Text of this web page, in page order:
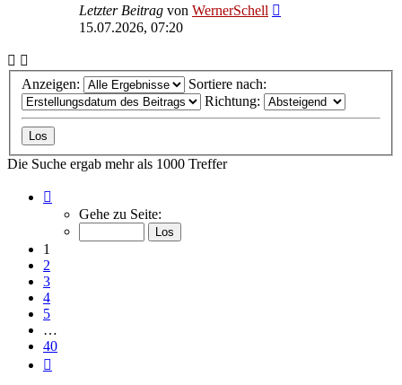
Letzter Beitrag von WernerSchell
15.07.2026, 07:20
Anzeigen:
Sortiere nach:
Richtung:
Die Suche ergab mehr als 1000 Treffer
von
Gehe zu Seite:
1
2
3
4
5
…
40